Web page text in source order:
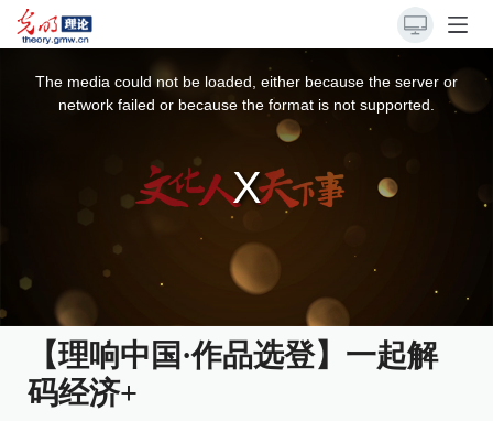
The media could not be loaded, either because the server or
network failed or because the format is not supported.
【理响中国·作品选登】一起解
码经济+